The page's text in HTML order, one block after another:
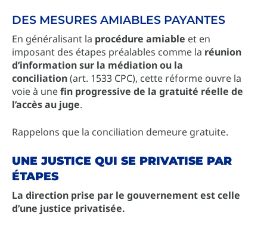
DES MESURES AMIABLES PAYANTES
En généralisant la procédure amiable et en
imposant des étapes préalables comme la réunion
d’information sur la médiation ou la
conciliation(art. 1533 CPC), cette réforme ouvre la
voie à unefin progressive de la gratuité réelle de
l’accès au juge.
Rappelons que la conciliation demeure gratuite.
UNE JUSTICE QUI SE PRIVATISE PAR
ÉTAPES
La direction prise par le gouvernement est celle
d’une justice privatisée.